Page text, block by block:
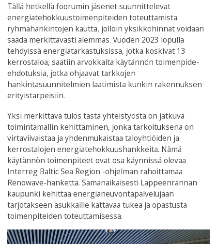
Tällä hetkellä foorumin jäsenet suunnittelevat
energiatehokkuustoimenpiteiden toteuttamista
ryhmähankintojen kautta, jolloin yksikköhinnat voidaan
saada merkittävästi alemmas. Vuoden 2023 lopulla
tehdyissä energiatarkastuksissa, jotka koskivat 13
kerrostaloa, saatiin arvokkaita käytännön toimenpide-
ehdotuksia, jotka ohjaavat tarkkojen
hankintasuunnitelmien laatimista kunkin rakennuksen
erityistarpeisiin.
Yksi merkittävä tulos tästä yhteistyöstä on jatkuva
toimintamallin kehittäminen, jonka tarkoituksena on
virtaviivaistaa ja yhdenmukaistaa taloyhtiöiden ja
kerrostalojen energiatehokkuushankkeita. Nämä
käytännön toimenpiteet ovat osa käynnissä olevaa
Interreg Baltic Sea Region -ohjelman rahoittamaa
Renowave-hanketta. Samanaikaisesti Lappeenrannan
kaupunki kehittää energianeuvontapalvelujaan
tarjotakseen asukkaille kattavaa tukea ja opastusta
toimenpiteiden toteuttamisessa.